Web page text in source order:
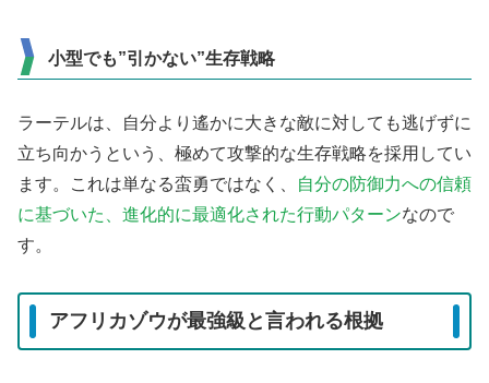
小型でも”引かない”生存戦略
ラーテルは、自分より遙かに大きな敵に対しても逃げずに
立ち向かうという、極めて攻撃的な生存戦略を採用してい
ます。これは単なる蛮勇ではなく、
自分の防御力への信頼
に基づいた、進化的に最適化された行動パターンなので
す。
アフリカゾウが最強級と言われる根拠